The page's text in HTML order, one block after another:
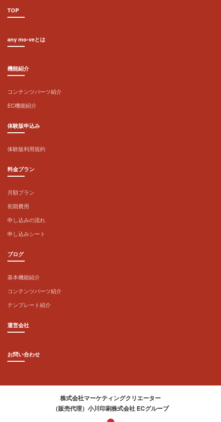
TOP
any mo-veとは
機能紹介
コンテンツパーツ紹介
EC機能紹介
体験版申込み
体験版利用規約
料金プラン
月額プラン
初期費用
申し込みの流れ
申し込みシート
ブログ
基本機能紹介
コンテンツパーツ紹介
テンプレート紹介
運営会社
お問い合わせ
株式会社マーケティングクリエーター
（販売代理）小川印刷株式会社 ECグループ